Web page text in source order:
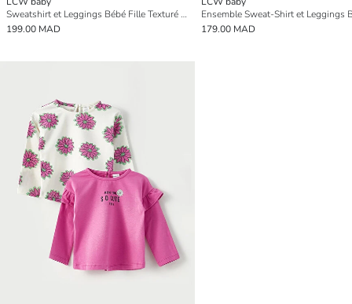
Sweatshirt et Leggings Bébé Fille Texturé Doux avec Col Claudine
199.00 MAD
179.00 MAD